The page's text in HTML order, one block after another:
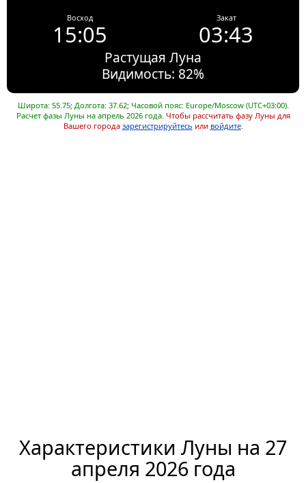
Восход
15:05
Закат
03:43
Растущая Луна
Видимость: 82%
Широта: 55.75; Долгота: 37.62; Часовой пояс: Europe/Moscow (UTC+03:00).
Расчет фазы Луны на апрель 2026 года. Чтобы рассчитать фазу Луны для
Вашего города зарегистрируйтесь или войдите.
Характеристики Луны на 27
апреля 2026 года